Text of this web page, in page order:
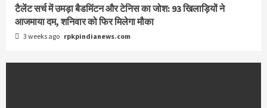
टैलेंट सर्च में उमड़ा बैडमिंटन और टेनिस का जोश: 93 खिलाड़ियों ने
आजमाया दम, शनिवार को फिर मिलेगा मौका
3 weeks ago rpkpindianews.com